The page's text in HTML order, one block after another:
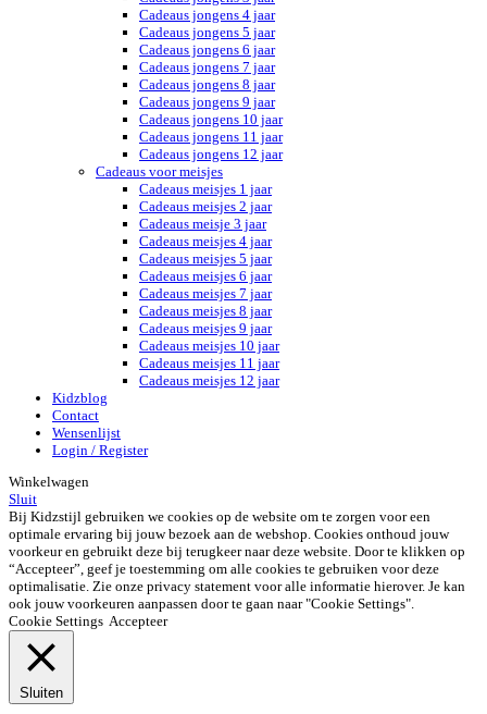
Cadeaus jongens 4 jaar
Cadeaus jongens 5 jaar
Cadeaus jongens 6 jaar
Cadeaus jongens 7 jaar
Cadeaus jongens 8 jaar
Cadeaus jongens 9 jaar
Cadeaus jongens 10 jaar
Cadeaus jongens 11 jaar
Cadeaus jongens 12 jaar
Cadeaus voor meisjes
Cadeaus meisjes 1 jaar
Cadeaus meisjes 2 jaar
Cadeaus meisje 3 jaar
Cadeaus meisjes 4 jaar
Cadeaus meisjes 5 jaar
Cadeaus meisjes 6 jaar
Cadeaus meisjes 7 jaar
Cadeaus meisjes 8 jaar
Cadeaus meisjes 9 jaar
Cadeaus meisjes 10 jaar
Cadeaus meisjes 11 jaar
Cadeaus meisjes 12 jaar
Kidzblog
Contact
Wensenlijst
Login / Register
Winkelwagen
Sluit
Bij Kidzstijl gebruiken we cookies op de website om te zorgen voor een
optimale ervaring bij jouw bezoek aan de webshop. Cookies onthoud jouw
voorkeur en gebruikt deze bij terugkeer naar deze website. Door te klikken op
“Accepteer”, geef je toestemming om alle cookies te gebruiken voor deze
optimalisatie. Zie onze privacy statement voor alle informatie hierover. Je kan
ook jouw voorkeuren aanpassen door te gaan naar "Cookie Settings".
Cookie Settings Accepteer
Sluiten